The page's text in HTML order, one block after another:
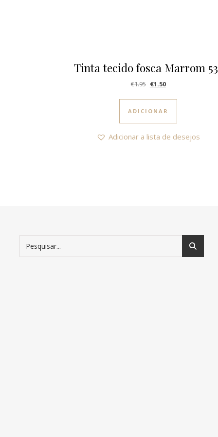
Tinta tecido fosca Marrom
€1.95 O preço original era:
€1.50O preço atual é:
ADICIONAR
Adicionar a lista de desejos